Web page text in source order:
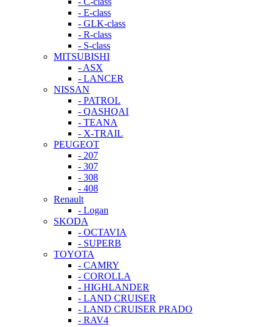
- E-class
- GLK-class
- R-class
- S-class
MITSUBISHI
- ASX
- LANCER
NISSAN
- PATROL
- QASHQAI
- TEANA
- X-TRAIL
PEUGEOT
- 207
- 307
- 308
- 408
Renault
- Logan
SKODA
- OCTAVIA
- SUPERB
TOYOTA
- CAMRY
- COROLLA
- HIGHLANDER
- LAND CRUISER
- LAND CRUISER PRADO
- RAV4